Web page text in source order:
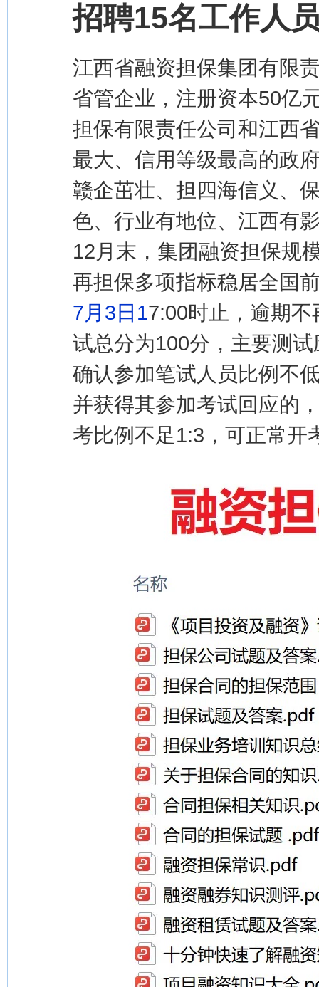
招聘15名工作人
江西省融资担保集团有限
省管企业，注册资本50亿
担保有限责任公司和江西
最大、信用等级最高的政
赣企茁壮、担四海信义、
色、行业有地位、江西有
12月末，集团融资担保规
再担保多项指标稳居全国
7月3日17:00时止，逾期不
试总分为100分，主要测
确认参加笔试人员比例不
并获得其参加考试回应的
考比例不足1:3，可正常开